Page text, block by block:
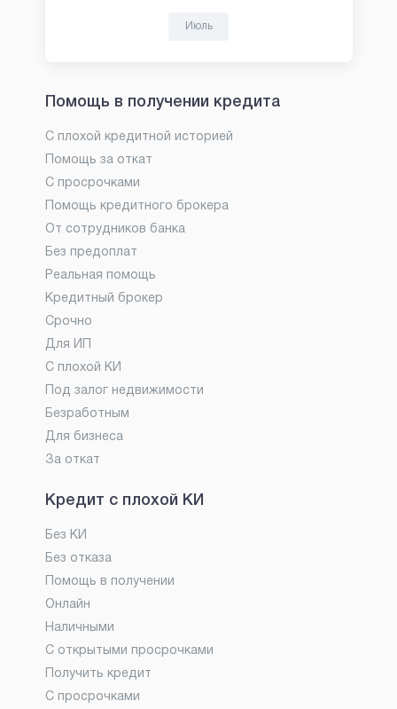
Июль
Помощь в получении кредита
С плохой кредитной историей
Помощь за откат
С просрочками
Помощь кредитного брокера
От сотрудников банка
Без предоплат
Реальная помощь
Кредитный брокер
Срочно
Для ИП
С плохой КИ
Под залог недвижимости
Безработным
Для бизнеса
За откат
Кредит с плохой КИ
Без КИ
Без отказа
Помощь в получении
Онлайн
Наличными
С открытыми просрочками
Получить кредит
С просрочками